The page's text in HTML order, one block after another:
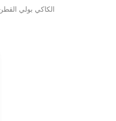
الكاكي بولي